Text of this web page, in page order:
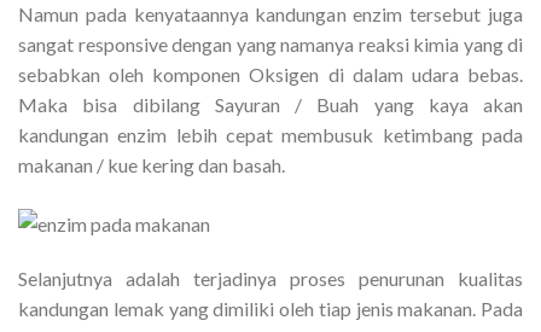
Namun pada kenyataannya kandungan enzim tersebut juga
sangat responsive dengan yang namanya reaksi kimia yang di
sebabkan oleh komponen Oksigen di dalam udara bebas.
Maka bisa dibilang Sayuran / Buah yang kaya akan
kandungan enzim lebih cepat membusuk ketimbang pada
makanan / kue kering dan basah.
Selanjutnya adalah terjadinya proses penurunan kualitas
kandungan lemak yang dimiliki oleh tiap jenis makanan. Pada